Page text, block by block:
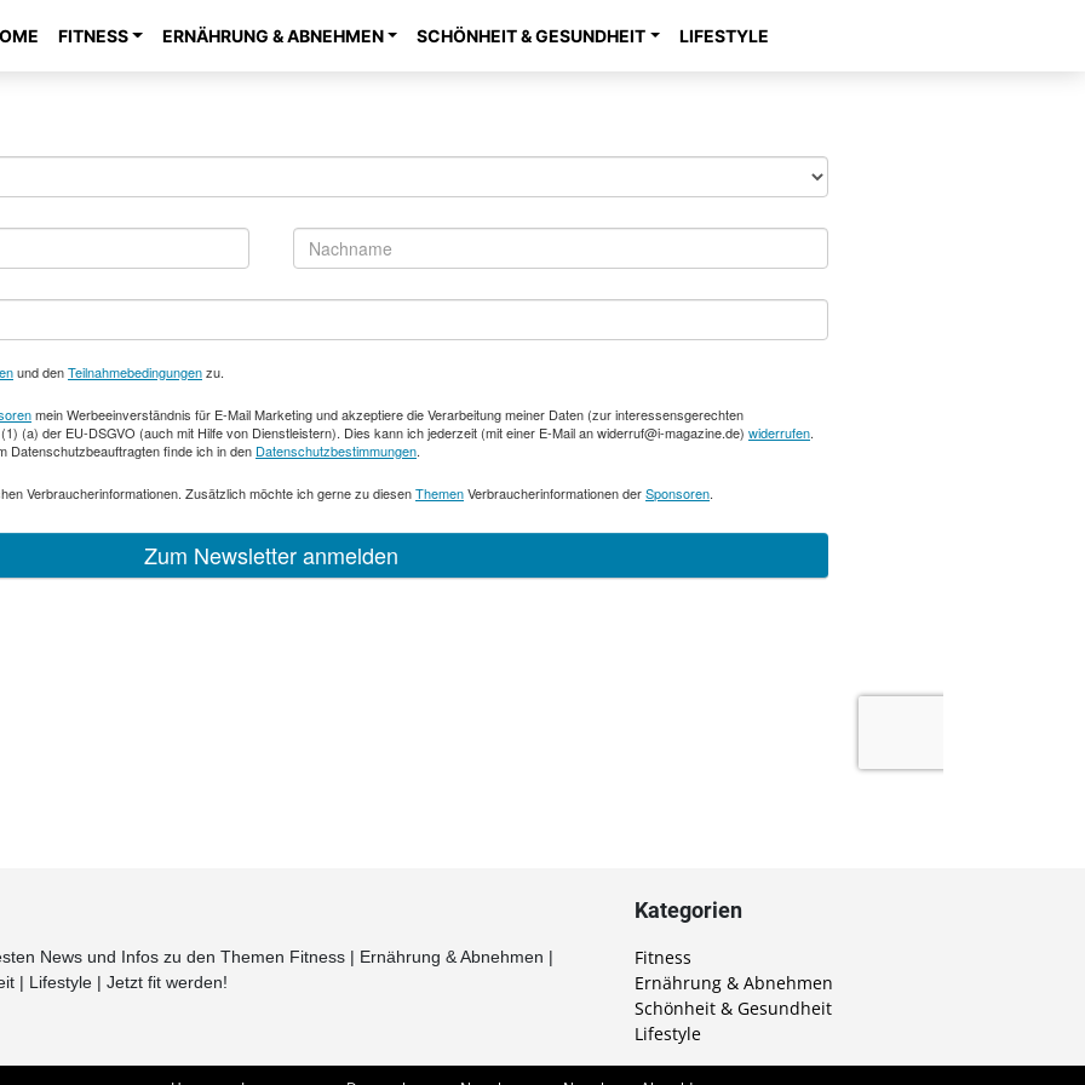
FITNESS ERNÄHRUNG & ABNEHMEN SCHÖNHEIT & GESUNDHEIT LIFESTYLE
News und Infos zu den Themen Fitness | Ernährung & Abnehmen |
| Lifestyle | Jetzt fit werden!
Kategorien
Fitness
Ernährung & Abnehmen
Schönheit & Gesundheit
Lifestyle